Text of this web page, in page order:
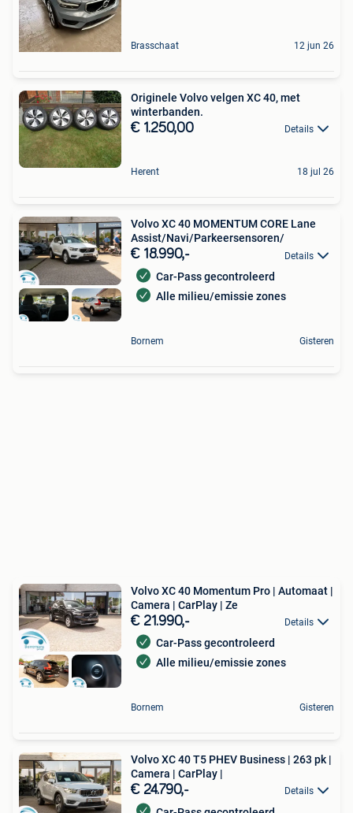
Brasschaat 12 jun 26
Originele Volvo velgen XC 40, met
winterbanden.
€ 1.250,00 Details
Herent 18 jul 26
Volvo XC 40 MOMENTUM CORE Lane
Assist/Navi/Parkeersensoren/
€ 18.990,- Details
Car-Pass gecontroleerd
Alle milieu/emissie zones
Bornem Gisteren
Volvo XC 40 Momentum Pro | Automaat |
Camera | CarPlay | Ze
€ 21.990,- Details
Car-Pass gecontroleerd
Alle milieu/emissie zones
Bornem Gisteren
Volvo XC 40 T5 PHEV Business | 263 pk |
Camera | CarPlay |
€ 24.790,- Details